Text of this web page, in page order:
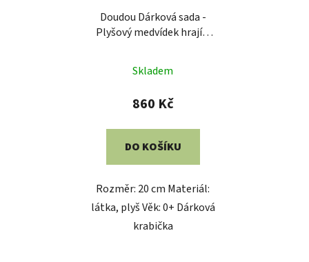
Doudou Dárková sada -
Plyšový medvídek hrající
Skladem
860 Kč
DO KOŠÍKU
Rozměr: 20 cm Materiál:
látka, plyš Věk: 0+ Dárková
krabička